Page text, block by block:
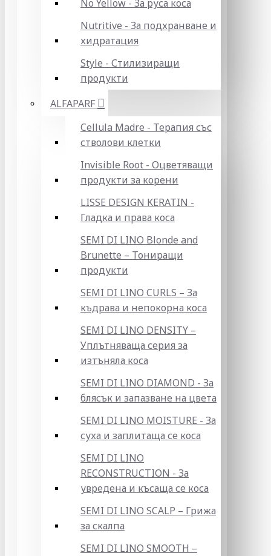
No Yellow - За руса коса
Nutritive - За подхранване и
хидратация
Style - Стилизиращи
продукти
ALFAPARF
Cellula Madre - Терапия със
стволови клетки
Invisible Root - Оцветяващи
продукти за корени
LISSE DESIGN KERATIN -
Гладка и права коса
SEMI DI LINO Blonde and
Brunette – Тониращи
продукти
SEMI DI LINO CURLS – За
къдрава и непокорна коса
SEMI DI LINO DENSITY –
Уплътняваща серия за
изтъняла коса
SEMI DI LINO DIAMOND - За
блясък и запазване на цвета
SEMI DI LINO MOISTURE - За
суха и заплитаща се коса
SEMI DI LINO
RECONSTRUCTION - За
увредена и късаща се коса
SEMI DI LINO SCALP – Грижа
за скалпа
SEMI DI LINO SMOOTH –